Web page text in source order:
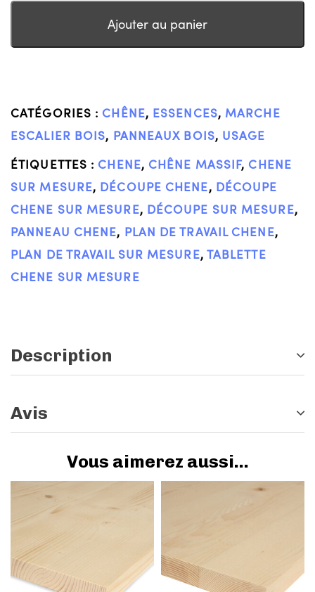
Ajouter au panier
CATÉGORIES : CHÊNE, ESSENCES, MARCHE
ESCALIER BOIS, PANNEAUX BOIS, USAGE
ÉTIQUETTES : CHENE, CHÊNE MASSIF, CHENE
SUR MESURE, DÉCOUPE CHENE, DÉCOUPE
CHENE SUR MESURE, DÉCOUPE SUR MESURE,
PANNEAU CHENE, PLAN DE TRAVAIL CHENE,
PLAN DE TRAVAIL SUR MESURE, TABLETTE
CHENE SUR MESURE
Description
Avis
Vous aimerez aussi...